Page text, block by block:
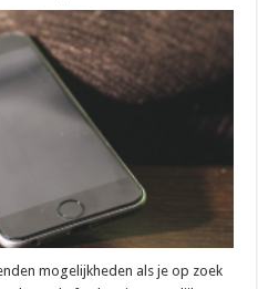
mogelijkheden als je op zoek